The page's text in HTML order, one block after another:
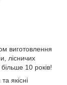
виготовлення
лісничих
10 років!
якісні